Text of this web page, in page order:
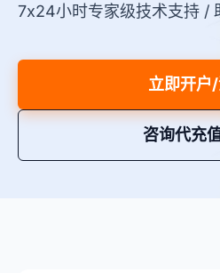
7x24小时专家级技术支持 /
立即开户
咨询代充